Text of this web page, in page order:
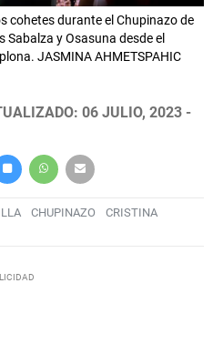
cohetes durante el Chupinazo de
y Osasuna desde el
JASMINA AHMETSPAHIC
06 JULIO, 2023 -
CHUPINAZO
CRISTINA